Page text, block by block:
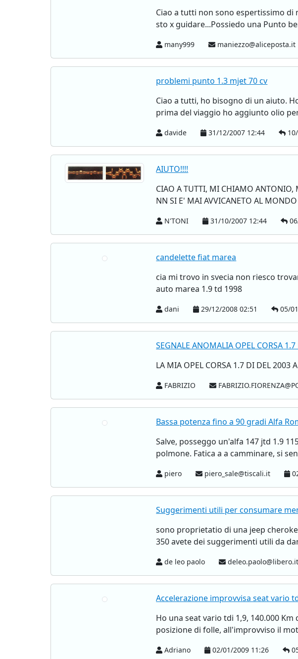
Ciao a tutti non sono espertissimo
sto x guidare...Possiedo una Punto
many999 maniezzo@aliceposta.it
problemi punto 1.3 mjet 70 cv
Ciao a tutti, ho bisogno di un aiuto.
prima del viaggio ho aggiunto olio
davide 31/12/2007 12:44 10/
AIUTO!!!!
CIAO A TUTTI, MI CHIAMO ANTONIO,
NN SI E' MAI AVVICANETO AL
N'TONI 31/10/2007 12:44
candelette fiat marea
cia mi trovo in svecia non riesco
auto marea 1.9 td 1998
dani 29/12/2008 02:51 05/
SEGNALE ANOMALIA OPEL CORSA
LA MIA OPEL CORSA 1.7 DI DEL 2003
FABRIZIO
Bassa potenza fino a 90 gradi Alfa
Salve, posseggo un'alfa 147 jtd 1.9
polmone. Fatica a a camminare, si
piero piero_sale@tiscali.it
Suggerimenti utili per consumare
sono proprietatio di una jeep
350 avete dei suggerimenti utili da
de leo paolo deleo.paolo@libero.it
Accelerazione improvvisa seat vario
Ho una seat vario tdi 1,9, 140.000
posizione di folle, all'improvviso il
Adriano 02/01/2009 11:26